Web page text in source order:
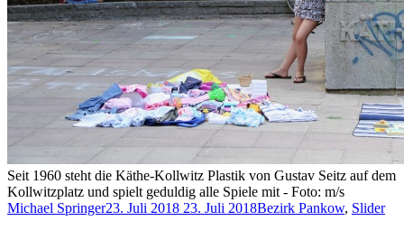
Seit 1960 steht die Käthe-Kollwitz Plastik von Gustav Seitz auf dem
Kollwitzplatz und spielt geduldig alle Spiele mit - Foto: m/s
Michael Springer23. Juli 2018 23. Juli 2018Bezirk Pankow, Slider